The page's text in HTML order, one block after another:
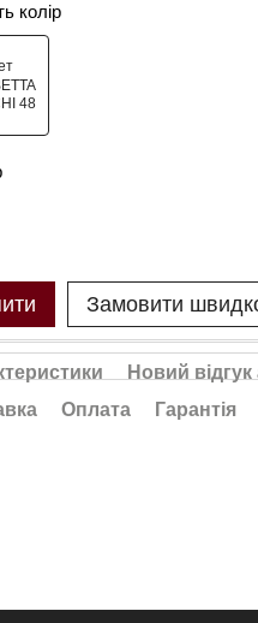
колір
Замовити
Новий
Оплата Гарантія